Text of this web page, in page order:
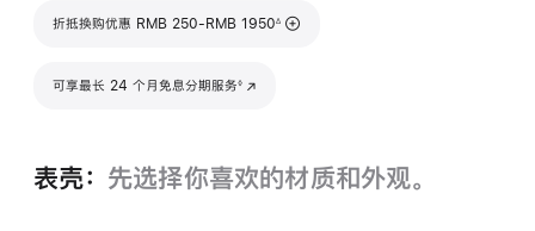
折抵换购优惠 RMB 250-RMB 1950
脚注
∆
可享最长 24 个月免息分期服务◊
(在新窗口中打开)
表壳： 先选择你喜欢的材质和外观。